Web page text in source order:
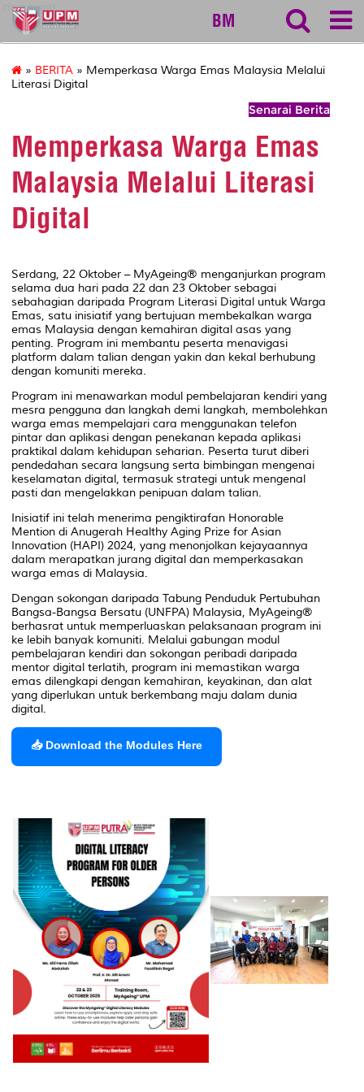
myageing
BM
» BERITA » Memperkasa Warga Emas Malaysia Melalui
Literasi Digital
Senarai Berita
Memperkasa Warga Emas
Malaysia Melalui Literasi
Digital
Serdang, 22 Oktober – MyAgeing® menganjurkan program
selama dua hari pada 22 dan 23 Oktober sebagai
sebahagian daripada Program Literasi Digital untuk Warga
Emas, satu inisiatif yang bertujuan membekalkan warga
emas Malaysia dengan kemahiran digital asas yang
penting. Program ini membantu peserta menavigasi
platform dalam talian dengan yakin dan kekal berhubung
dengan komuniti mereka.
Program ini menawarkan modul pembelajaran kendiri yang
mesra pengguna dan langkah demi langkah, membolehkan
warga emas mempelajari cara menggunakan telefon
pintar dan aplikasi dengan penekanan kepada aplikasi
praktikal dalam kehidupan seharian. Peserta turut diberi
pendedahan secara langsung serta bimbingan mengenai
keselamatan digital, termasuk strategi untuk mengenal
pasti dan mengelakkan penipuan dalam talian.
Inisiatif ini telah menerima pengiktirafan Honorable
Mention di Anugerah Healthy Aging Prize for Asian
Innovation (HAPI) 2024, yang menonjolkan kejayaannya
dalam merapatkan jurang digital dan memperkasakan
warga emas di Malaysia.
Dengan sokongan daripada Tabung Penduduk Pertubuhan
Bangsa-Bangsa Bersatu (UNFPA) Malaysia, MyAgeing®
berhasrat untuk memperluaskan pelaksanaan program ini
ke lebih banyak komuniti. Melalui gabungan modul
pembelajaran kendiri dan sokongan peribadi daripada
mentor digital terlatih, program ini memastikan warga
emas dilengkapi dengan kemahiran, keyakinan, dan alat
yang diperlukan untuk berkembang maju dalam dunia
digital.
📥 Download the Modules Here